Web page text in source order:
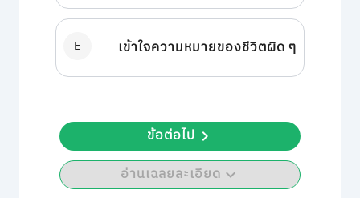
E เข้าใจความหมายของชีวิตผิด ๆ
อ่านเฉลยละเอียด
ข้อต่อไป